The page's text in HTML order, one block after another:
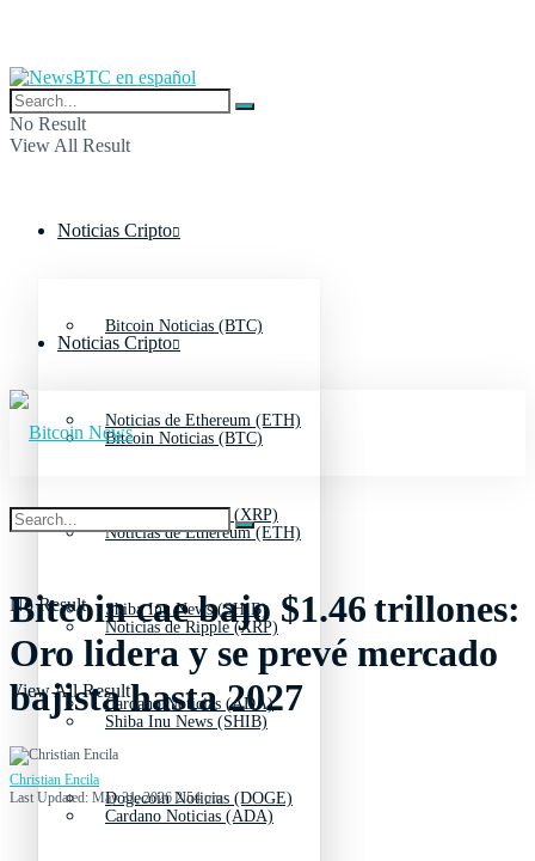
No Result
View All Result
Noticias Cripto
Bitcoin Noticias (BTC)
Noticias de Ethereum (ETH)
Noticias de Ripple (XRP)
Shiba Inu News (SHIB)
Cardano Noticias (ADA)
Dogecoin Noticias (DOGE)
Noticias Cripto
Bitcoin Noticias (BTC)
Noticias de Ethereum (ETH)
Noticias de Ripple (XRP)
Shiba Inu News (SHIB)
Cardano Noticias (ADA)
No Result
View All Result
Bitcoin cae bajo $1.46 trillones:
Oro lidera y se prevé mercado
bajista hasta 2027
Christian Encila
Last Updated: May 31, 2026 2:54 pm